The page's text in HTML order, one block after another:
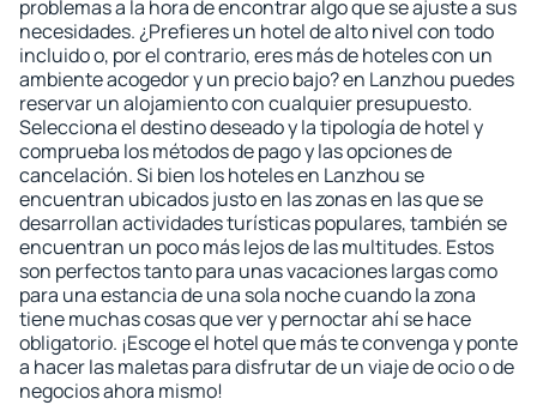
problemas a la hora de encontrar algo que se ajuste a sus
necesidades. ¿Prefieres un hotel de alto nivel con todo
incluido o, por el contrario, eres más de hoteles con un
ambiente acogedor y un precio bajo? en Lanzhou puedes
reservar un alojamiento con cualquier presupuesto.
Selecciona el destino deseado y la tipología de hotel y
comprueba los métodos de pago y las opciones de
cancelación. Si bien los hoteles en Lanzhou se
encuentran ubicados justo en las zonas en las que se
desarrollan actividades turísticas populares, también se
encuentran un poco más lejos de las multitudes. Estos
son perfectos tanto para unas vacaciones largas como
para una estancia de una sola noche cuando la zona
tiene muchas cosas que ver y pernoctar ahí se hace
obligatorio. ¡Escoge el hotel que más te convenga y ponte
a hacer las maletas para disfrutar de un viaje de ocio o de
negocios ahora mismo!